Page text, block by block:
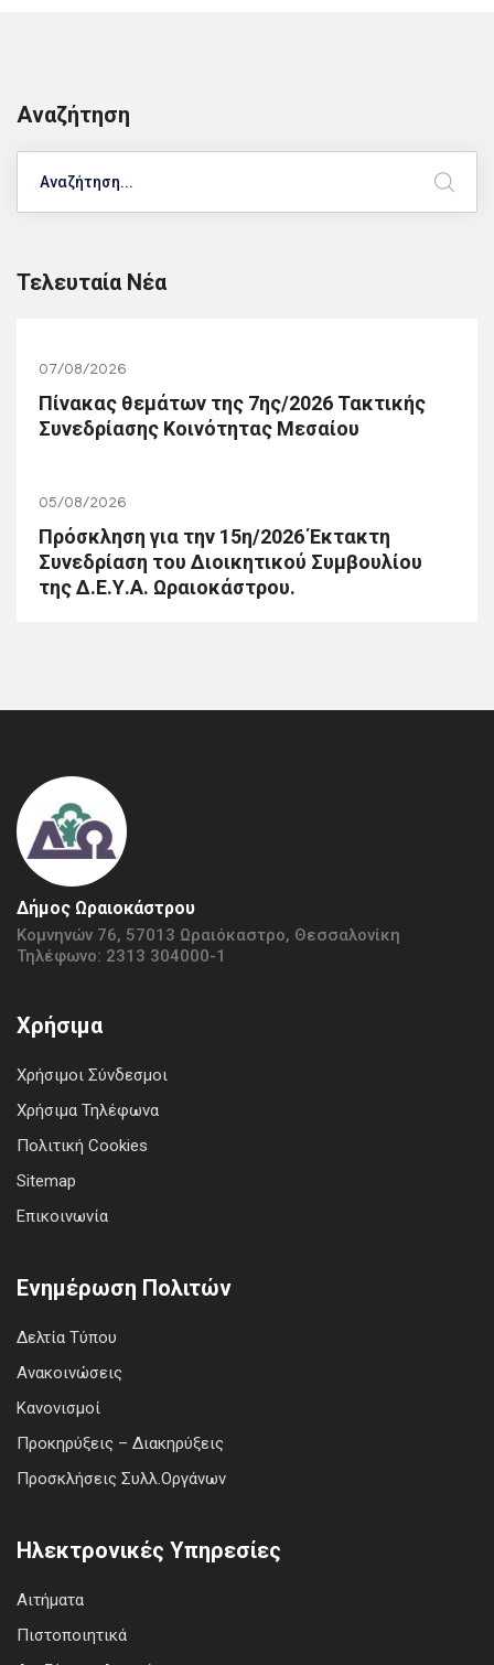
Αναζήτηση
Τελευταία Νέα
07/08/2026
Πίνακας θεμάτων της 7ης/2026 Τακτικής
Συνεδρίασης Κοινότητας Μεσαίου
05/08/2026
Πρόσκληση για την 15η/2026 Έκτακτη
Συνεδρίαση του Διοικητικού Συμβουλίου
της Δ.Ε.Υ.Α. Ωραιοκάστρου.
Δήμος Ωραιοκάστρου
Κομνηνών 76, 57013 Ωραιόκαστρο, Θεσσαλονίκη
Τηλέφωνο: 2313 304000-1
Χρήσιμα
Χρήσιμοι Σύνδεσμοι
Χρήσιμα Τηλέφωνα
Πολιτική Cookies
Sitemap
Επικοινωνία
Ενημέρωση Πολιτών
Δελτία Τύπου
Ανακοινώσεις
Κανονισμοί
Προκηρύξεις – Διακηρύξεις
Προσκλήσεις Συλλ.Οργάνων
Ηλεκτρονικές Υπηρεσίες
Αιτήματα
Πιστοποιητικά